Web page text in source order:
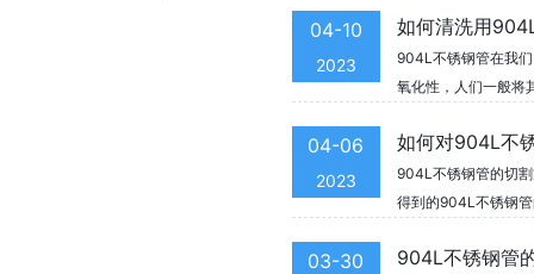
04-10
2023
如何清洗用
904L不锈钢管在我
氧化性，人们一般将
04-06
2023
如何对904L不
904L不锈钢管的切
得到的904L不锈钢
03-30 904L不锈钢管